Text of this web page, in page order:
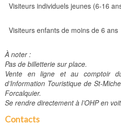
Visiteurs individuels jeunes (6-16
Visiteurs enfants de moins de 6 ans
À noter :
Pas de billetterie sur place.
Vente en ligne et au comptoir
d’Information Touristique de St-
Forcalquier.
Se rendre directement à l’OHP en
Contacts